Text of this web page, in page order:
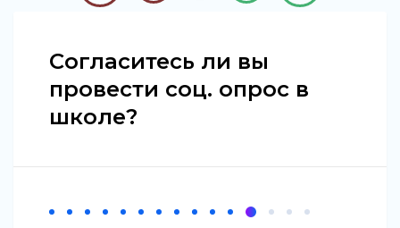
Согласитесь ли вы
провести соц. опрос в
школе?